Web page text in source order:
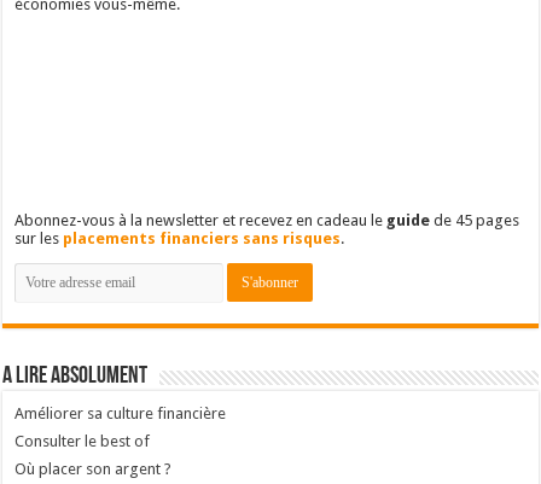
économies vous-même.
Abonnez-vous à la newsletter et recevez en cadeau le guide de 45 pages
sur les placements financiers sans risques.
A lire absolument
Améliorer sa culture financière
Consulter le best of
Où placer son argent ?